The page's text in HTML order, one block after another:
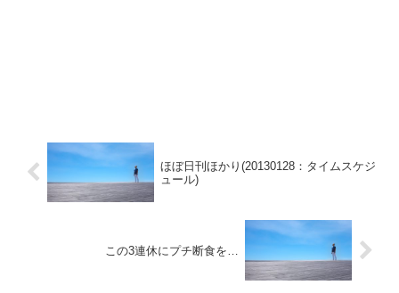
ほぼ日刊ほかり(20130128：タイムスケジ
ュール)
この3連休にプチ断食を…